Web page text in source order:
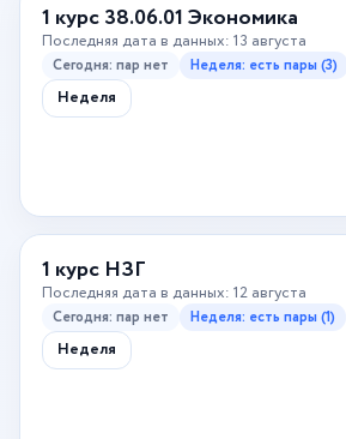
1 курс 38.06.01 Экономика
Последняя дата в данных: 13 августа
Сегодня: пар нет Неделя: есть пары (3)
Неделя
1 курс НЗГ
Последняя дата в данных: 12 августа
Сегодня: пар нет Неделя: есть пары (1)
Неделя